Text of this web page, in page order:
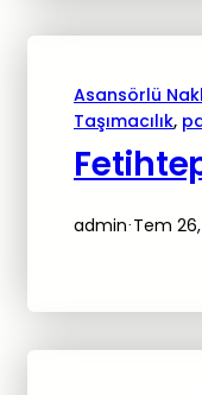
Asansörlü
Taşımacılık,
admin· Tem